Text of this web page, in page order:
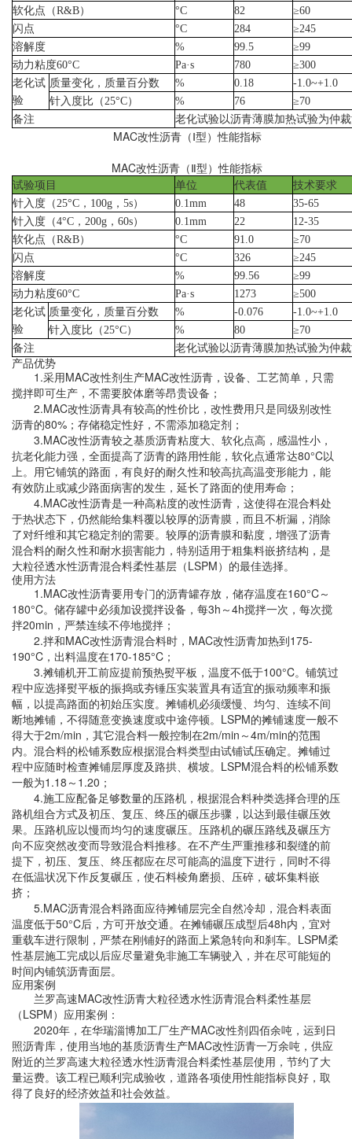
软化点（R&B） °C 82
≥60
闪点
°C 284
≥245
溶解度
% 99.5
≥99
动力粘度60°C Pa·s 780
≥300
老化试
验
质量变化，质量百分数 % 0.18
-1.0~+1.0
针入度比（25°C） % 76
≥70
备注
老化试验以沥青薄膜加热试验为仲
MAC改性沥青（Ⅰ型）性能指标
MAC改性沥青（Ⅱ型）性能指标
试验项目 单位 代表值
技术要求
针入度（25°C ， 100g ， 5s） 0.1mm 48
35-65
针入度（4°C ， 200g ， 60s） 0.1mm 22
12-35
软化点（R&B） °C 91.0
≥70
闪点
°C 326
≥245
溶解度
% 99.56
≥99
动力粘度60°C Pa·s 1273
≥500
老化试
验
质量变化，质量百分数 % -0.076
-1.0~+1.0
针入度比（25°C） % 80
≥70
备注
老化试验以沥青薄膜加热试验为仲
产品优势
1.采用MAC改性剂生产MAC改性沥青，设备、工艺简单，只需
搅拌即可生产，不需要胶体磨等昂贵设备；
2.MAC改性沥青具有较高的性价比，改性费用只是同级别改性
沥青的80% ；存储稳定性好，不需添加稳定剂；
3.MAC改性沥青较之基质沥青粘度大、软化点高，感温性小，
抗老化能力强，全面提高了沥青的路用性能，软化点通常达80°C以
上。用它铺筑的路面，有良好的耐久性和较高抗高温变形能力，能
有效防止或减少路面病害的发生，延长了路面的使用寿命；
4.MAC改性沥青是一种高粘度的改性沥青，这使得在混合料处
于热状态下，仍然能给集料覆以较厚的沥青膜，而且不析漏，消除
了对纤维和其它稳定剂的需要。较厚的沥青膜和黏度，增强了沥青
混合料的耐久性和耐水损害能力，特别适用于粗集料嵌挤结构，是
大粒径透水性沥青混合料柔性基层（LSPM）的最佳选择。
使用方法
1.MAC改性沥青要用专门的沥青罐存放，储存温度在160°C～
180°C。储存罐中必须加设搅拌设备，每3h ～4h搅拌一次，每次搅
拌20min ，严禁连续不停地搅拌；
2.拌和MAC改性沥青混合料时， MAC改性沥青加热到175-
190°C ，出料温度在170-185°C ；
3.摊铺机开工前应提前预热熨平板，温度不低于100°C。铺筑过
程中应选择熨平板的振捣或夯锤压实装置具有适宜的振动频率和振
幅，以提高路面的初始压实度。摊铺机必须缓慢、均匀、连续不间
断地摊铺，不得随意变换速度或中途停顿。 LSPM的摊铺速度一般不
得大于2m/min ，其它混合料一般控制在2m/min ～4m/min的范围
内。混合料的松铺系数应根据混合料类型由试铺试压确定。摊铺过
程中应随时检查摊铺层厚度及路拱、横坡。 LSPM混合料的松铺系数
一般为1.18 ～ 1.20 ；
4.施工应配备足够数量的压路机，根据混合料种类选择合理的压
路机组合方式及初压、复压、终压的碾压步骤，以达到最佳碾压效
果。压路机应以慢而均匀的速度碾压。压路机的碾压路线及碾压方
向不应突然改变而导致混合料推移。在不产生严重推移和裂缝的前
提下，初压、复压、终压都应在尽可能高的温度下进行，同时不得
在低温状况下作反复碾压，使石料棱角磨损、压碎，破坏集料嵌
挤；
5.MAC沥青混合料路面应待摊铺层完全自然冷却，混合料表面
温度低于50°C后，方可开放交通。在摊铺碾压成型后48h内，宜对
重载车进行限制，严禁在刚铺好的路面上紧急转向和刹车。 LSPM柔
性基层施工完成以后应尽量避免非施工车辆驶入，并在尽可能短的
时间内铺筑沥青面层。
应用案例
兰罗高速MAC改性沥青大粒径透水性沥青混合料柔性基层
（LSPM）应用案例：
2020年，在华瑞淄博加工厂生产MAC改性剂四佰余吨，运到日
照沥青库，使用当地的基质沥青生产MAC改性沥青一万余吨，供应
附近的兰罗高速大粒径透水性沥青混合料柔性基层使用，节约了大
量运费。该工程已顺利完成验收，道路各项使用性能指标良好，取
得了良好的经济效益和社会效益。